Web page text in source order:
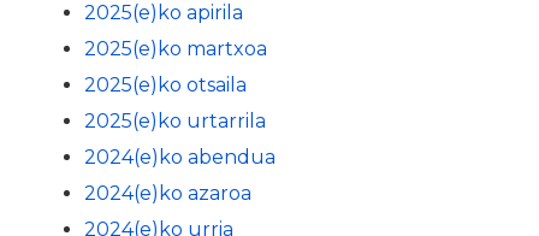
2025(e)ko apirila
2025(e)ko martxoa
2025(e)ko otsaila
2025(e)ko urtarrila
2024(e)ko abendua
2024(e)ko azaroa
2024(e)ko urria